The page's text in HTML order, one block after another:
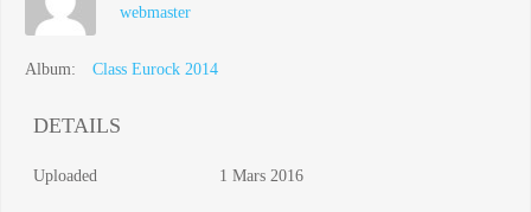
webmaster
Album: Class Eurock 2014
DETAILS
Uploaded 1 Mars 2016